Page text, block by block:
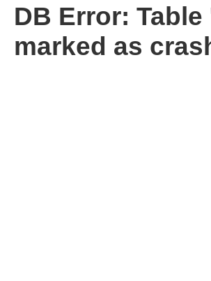
DB Error:
marked as